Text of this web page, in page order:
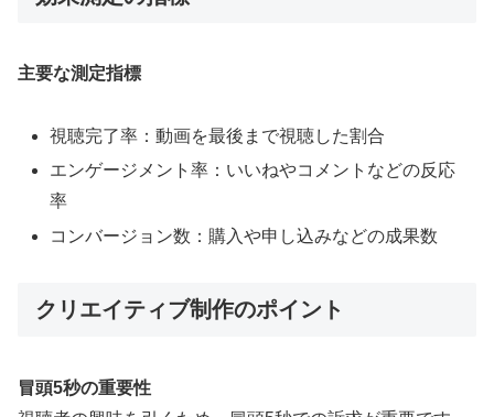
主要な測定指標
視聴完了率：動画を最後まで視聴した割合
エンゲージメント率：いいねやコメントなどの反応
率
コンバージョン数：購入や申し込みなどの成果数
クリエイティブ制作のポイント
冒頭5秒の重要性